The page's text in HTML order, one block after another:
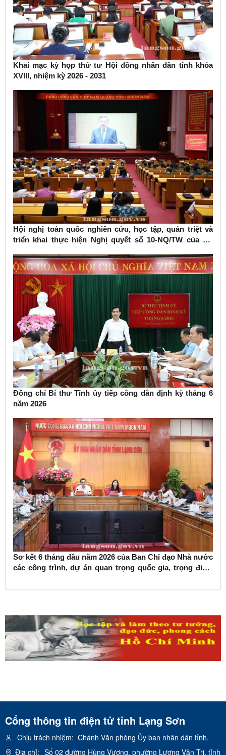
Khai mạc kỳ họp thứ tư Hội đồng nhân dân tỉnh khóa
XVIII, nhiệm kỳ 2026 - 2031
Hội nghị toàn quốc nghiên cứu, học tập, quán triệt và
triển khai thực hiện Nghị quyết số 10-NQ/TW của Bộ
Đồng chí Bí thư Tỉnh ủy tiếp công dân định kỳ tháng 6
năm 2026
Sơ kết 6 tháng đầu năm 2026 của Ban Chỉ đạo Nhà nước
các công trình, dự án quan trọng quốc gia, trọng điểm
Cổng thông tin điện tử tỉnh Lạng Sơn
Chịu trách nhiệm: Chánh Văn phòng Ủy ban nhân dân tỉnh.
Địa chỉ: Số 02 đường Hùng Vương, phường Lương Văn Tri, tỉnh